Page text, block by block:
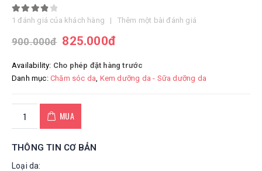
4.00out of 5
1 đánh giá của khách hàng | Thêm một bài đánh giá
900.000đ 825.000đ
Availability: Cho phép đặt hàng trước
Danh mục: Chăm sóc da, Kem dưỡng da - Sữa dưỡng da
MUA
THÔNG TIN CƠ BẢN
Loại da: